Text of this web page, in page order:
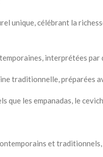
unique, célébrant la
interprétées par
traditionnelle, préparées
les empanadas, le
et